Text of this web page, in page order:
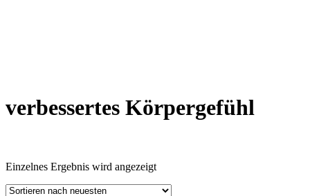
verbessertes Körpergefühl
Einzelnes Ergebnis wird angezeigt